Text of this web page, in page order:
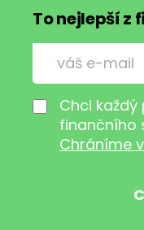
To nejlepší
Chci každý
finančního
Chráníme